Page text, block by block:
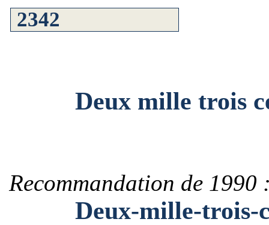
Deux mille trois
Recommandation de 1990
Deux-mille-trois-